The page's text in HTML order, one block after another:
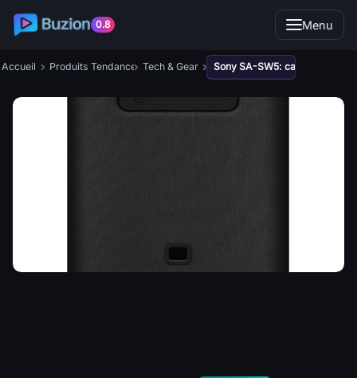
0.8 Menu
Accueil › Produits Tendance› Tech & Gear › Sony SA-SW5: caisson de